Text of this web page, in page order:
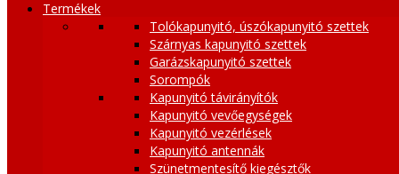
Termékek
Tolókapunyitó, úszókapunyitó szettek
Szárnyas kapunyitó szettek
Garázskapunyitó szettek
Sorompók
Kapunyitó távirányítók
Kapunyitó vevőegységek
Kapunyitó vezérlések
Kapunyitó antennák
Szünetmentesítő kiegésztők